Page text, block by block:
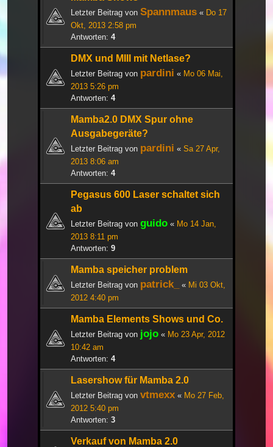
Letzter Beitrag von Spannmaus « Do 17
Okt, 2013 2:58 pm
Antworten: 4
DMX und MIII mit Netlase?
Letzter Beitrag von pardini « Mo 06 Mai,
2013 5:26 pm
Antworten: 4
Mamba2.0 DMX Spur ohne
Ausgabegeräte?
Letzter Beitrag von pardini « Sa 27 Apr,
2013 8:06 am
Antworten: 4
Pegasus 600 Laser schaltet sich
ab
Letzter Beitrag von guido « Mo 14 Jan,
2013 8:11 pm
Antworten: 9
Mamba speicher problem
Letzter Beitrag von patrick_ « Mi 03 Okt,
2012 4:40 pm
Mamba Elements Shows und Co.
Letzter Beitrag von jojo « Mo 23 Apr, 2012
10:42 am
Antworten: 4
Lasershow für Mamba 2.0
Letzter Beitrag von vtmexx « Mo 27 Feb,
2012 5:40 pm
Antworten: 3
Verkauf von Mamba 2.0